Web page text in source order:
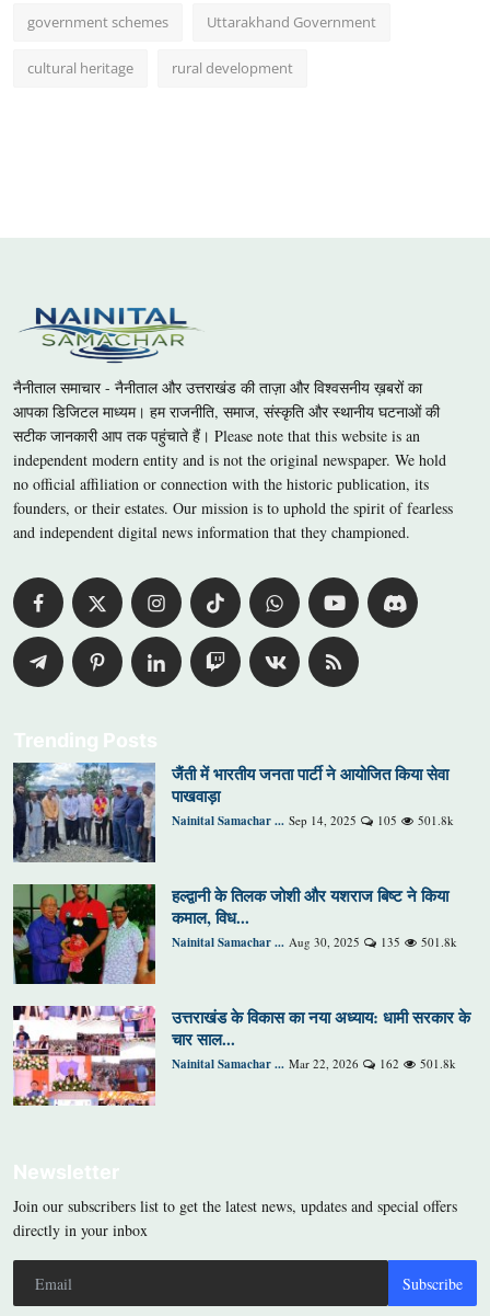
government schemes Uttarakhand Government
cultural heritage rural development
नैनीताल समाचार - नैनीताल और उत्तराखंड की ताज़ा और विश्वसनीय ख़बरों का
आपका डिजिटल माध्यम। हम राजनीति, समाज, संस्कृति और स्थानीय घटनाओं की
सटीक जानकारी आप तक पहुंचाते हैं। Please note that this website is an
independent modern entity and is not the original newspaper. We hold
no official affiliation or connection with the historic publication, its
founders, or their estates. Our mission is to uphold the spirit of fearless
and independent digital news information that they championed.
Trending Posts
जैंती में भारतीय जनता पार्टी ने आयोजित किया सेवा
पाखवाड़ा
Nainital Samachar ... Sep 14, 2025 105 501.8k
हल्द्वानी के तिलक जोशी और यशराज बिष्ट ने किया
कमाल, विध...
Nainital Samachar ... Aug 30, 2025 135 501.8k
उत्तराखंड के विकास का नया अध्याय: धामी सरकार के
चार साल...
Nainital Samachar ... Mar 22, 2026 162 501.8k
Newsletter
Join our subscribers list to get the latest news, updates and special offers
directly in your inbox
Subscribe